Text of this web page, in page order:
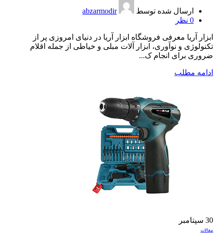
ارسال شده توسط
abzarmodir
0 نظر
ابزار آریا معرفی فروشگاه ابزار آریا در دنیای امروزی پر از
تکنولوژی و نوآوری، ابزار آلات مبلی و خیاطی از جمله اقلام
ضروری برای انجام ک...
ادامه مطلب
30 سپتامبر
مقالات